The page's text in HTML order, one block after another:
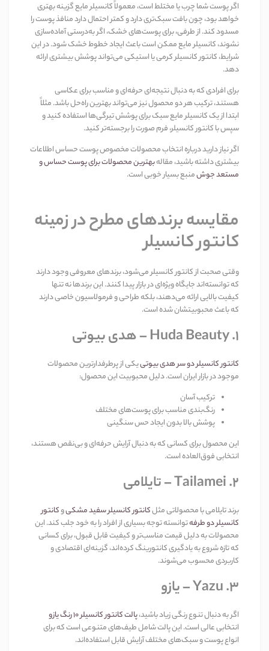
اگر پوست شما چرب یا مختلط است، معمولاً کانسیلر مایع گزینه بهتری
خواهد بود، چون بافت سبک‌تری دارد و کمتر احتمال دارد منافذ پوست را
مسدود کند. از طرفی، برای پوست‌های خشک، اگر به‌درستی آماده‌سازی
نشوند، کانسیلر مایع ممکن است باعث ایجاد خطوط خشک شود. در این
شرایط، کانتور کانسیلر کرمی یا استیکی می‌تواند پوشش بیشتری ارائه
دهد.
برای افرادی که به دنبال نتیجه‌ای حرفه‌ای و مناسب برای عکاسی
هستند، ترکیب هر دو محصول نیز می‌تواند بهترین راه‌حل باشد. مثلاً
ابتدا از یک کانسیلر مایع سبک برای پوشش تیرگی‌ها استفاده کنید و
سپس با کانتور کانسیلر، فرم صورت را برجسته‌تر کنید.
اگر نیاز دارید درباره انتخاب محصولات مخصوص پوست حساس اطلاعات
بیشتری داشته باشید، مقالهبهترین محصولات برای پوست حساس و
مستعد جوشمنبع بسیار خوبی است.
مقایسه برندهای مطرح در زمینه
کانتور کانسیلر
وقتی صحبت از کانتور کانسیلر می‌شود، برندهای معروفی وجود دارند
که توانسته‌اند جایگاه ویژه‌ای در بازار پیدا کنند. این برندها نه تنها
کیفیت بالایی ارائه می‌دهند، بلکه طراحی و فرمولاسیون خاصی دارند
که باعث محبوبیتشان شده است.
۱. Huda Beauty – هدی بیوتی
کانتور کانسیلر دو سر هدی بیوتییکی از پرطرفدارترین محصولات
موجود در بازار ایران است. دلیل محبوبیت این محصول:
ترکیب آسان
رنگ‌بندی مناسب برای پوست‌های مختلف
پوشش بالا بدون ایجاد حس سنگینی
این محصول برای کسانی که به دنبال آرایش حرفه‌ای و بی‌نقص هستند،
انتخابی فوق‌العاده است.
۲. Tailamei – تایلامی
برند تایلامی با محصولاتی مثلکانتور کانسیلر سفید مشکیوکانتور
کانسیلر دو طرفهتوانسته توجه بسیاری از افراد را به خود جلب کند. این
محصولات به دلیل قیمت مناسب‌تر و کیفیت قابل قبول، برای کسانی
که تازه شروع به یادگیری کانتورینگ کرده‌اند، گزینه‌ای اقتصادی و
کاربردی محسوب می‌شوند.
۳. Yazu – یازو
اگر به دنبال تنوع رنگی زیاد باشید،پالت کانتور کانسیلر۱۰رنگ یازو
انتخابی عالی است. این پالت شامل طیف‌های متنوعی است که برای
انواع پوست و سبک‌های مختلف آرایش قابل استفاده‌اند.